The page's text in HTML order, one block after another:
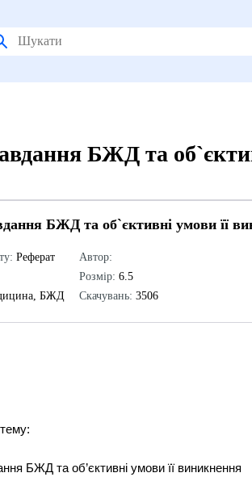
БЖД та
БЖД та об`єктивні умови її
Реферат
БЖД
Автор:
Розмір: 6.5
Скачувань: 3506
БЖД та об’єктивні умови її виникнення